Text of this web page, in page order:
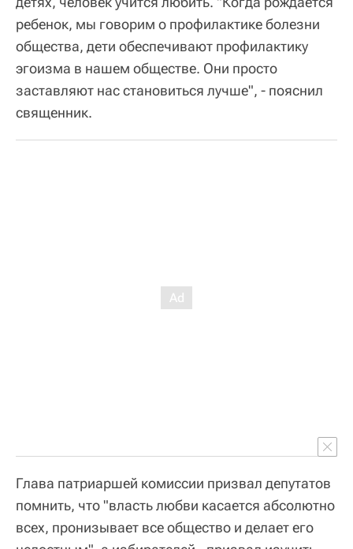
ребенок, мы говорим о профилактике болезни
общества, дети обеспечивают профилактику
эгоизма в нашем обществе. Они просто
заставляют нас становиться лучше", - пояснил
священник.
Глава патриаршей комиссии призвал депутатов
помнить, что "власть любви касается абсолютно
всех, пронизывает все общество и делает его